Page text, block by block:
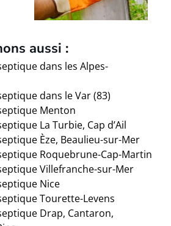
aussi :
dans les Alpes-
dans le Var (83)
Menton
La Turbie, Cap d’Ail
Èze, Beaulieu-sur-Mer
Roquebrune-Cap-Martin
Villefranche-sur-Mer
Nice
Tourette-Levens
Drap, Cantaron,